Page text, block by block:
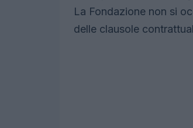
La Fondazione non si
delle clausole